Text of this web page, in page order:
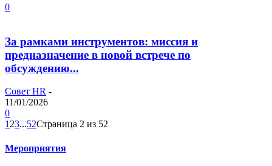
0
За рамками инструментов: миссия и
предназначение в новой встрече по
обсуждению...
Совет HR -
11/01/2026
0
123...52Страница 2 из 52
Мероприятия